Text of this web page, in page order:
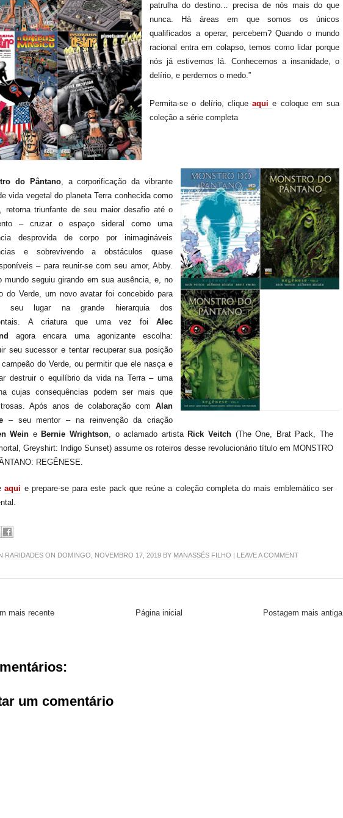
patrulha do destino… precisa de nós mais do que
nunca. Há áreas em que somos os únicos
qualificados a operar, percebem? Quando o mundo
racional entra em colapso, temos como lidar porque
nós já estivemos lá. Conhecemos a insanidade, o
delírio, e perdemos o medo.”
Permita-se o delírio, clique aquie coloque em sua
coleção a série completa
do Pântano, a corporificação da vibrante
vida vegetal do planeta Terra conhecida como
retorna triunfante de seu maior desafio até o
– cruzar o espaço sideral como uma
desprovida de corpo por inimagináveis
e sobrevivendo a obstáculos quase
– para reunir-se com seu amor, Abby.
mundo seguiu girando em sua ausência, e, no
do Verde, um novo avatar foi concebido para
seu lugar na grande hierarquia dos
A criatura que uma vez foi
Alec
agora encara uma agonizante escolha:
seu sucessor e tentar recuperar sua posição
do Verde, ou permitir que ele nasça e
destruir o equilíbrio da vida na Terra – uma
cujas consequências podem ser mais que
Após anos de colaboração com Alan
– seu mentor – na reinvenção da criação
Wein e Bernie Wrightson, o aclamado artista Rick Veitch (The One, Brat Pack, The
Greyshirt: Indigo Sunset) assume os roteiros desse revolucionário título em MONSTRO
REGÊNESE.
aqui e prepare-se para este pack que reúne a coleção completa do mais emblemático ser
RARIDADES ON DOMINGO, NOVEMBRO 17, 2019 BY MANASSÉS FILHO | LEAVE A COMMENT
mais recente Postagem mais antiga
Página inicial
um comentário